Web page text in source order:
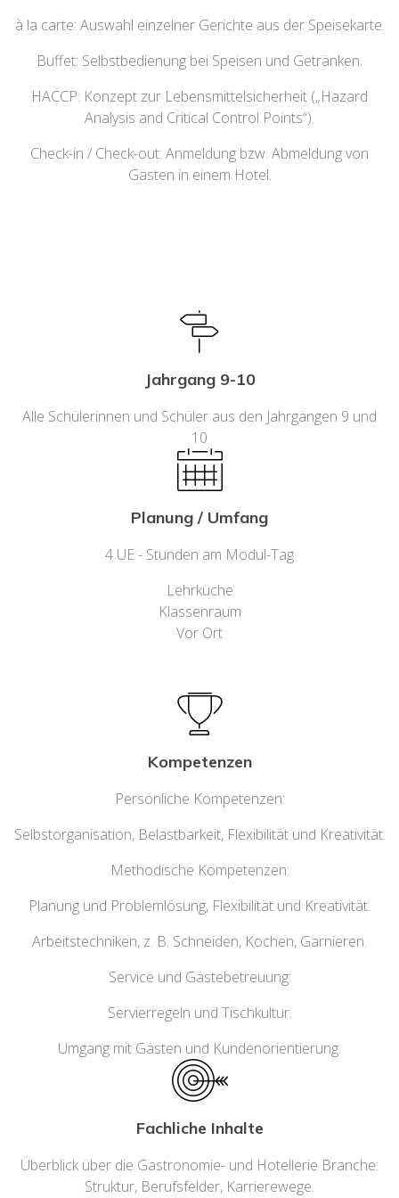
à la carte: Auswahl einzelner Gerichte aus der Speisekarte.
Buffet: Selbstbedienung bei Speisen und Getränken.
HACCP: Konzept zur Lebensmittelsicherheit („Hazard
Analysis and Critical Control Points“).
Check-in / Check-out: Anmeldung bzw. Abmeldung von
Gästen in einem Hotel.
Jahrgang 9-10
Alle Schülerinnen und Schüler aus den Jahrgängen 9 und
10
Planung / Umfang
4 UE - Stunden am Modul-Tag
Lehrküche
Klassenraum
Vor Ort
Kompetenzen
Persönliche Kompetenzen:
Selbstorganisation, Belastbarkeit, Flexibilität und Kreativität.
Methodische Kompetenzen:
Planung und Problemlösung, Flexibilität und Kreativität.
Arbeitstechniken, z. B. Schneiden, Kochen, Garnieren.
Service und Gästebetreuung:
Servierregeln und Tischkultur.
Umgang mit Gästen und Kundenorientierung.
Fachliche Inhalte
Überblick über die Gastronomie- und Hotellerie Branche:
Struktur, Berufsfelder, Karrierewege.